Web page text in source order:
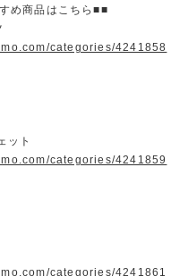
め商品はこちら■■
categories/4241858
ット
categories/4241859
categories/4241861